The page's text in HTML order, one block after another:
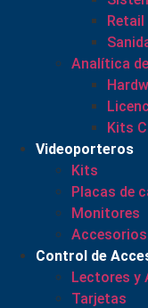
Retail
Analítica
Kits
Videoporteros
Kits
Placas de
Monitores
Accesorios
Control de
Lectores y
Tarjetas